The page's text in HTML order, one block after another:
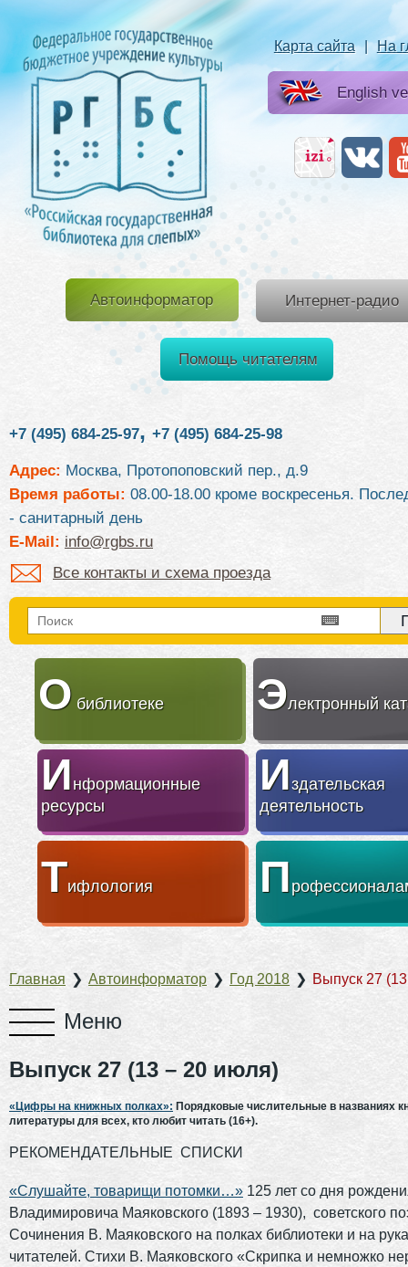
Карта сайта | На
English
Автоинформатор Интернет-радио
Помощь читателям
+7 (495) 684-25-97, +7 (495) 684-25-98
Адрес: Москва, Протопоповский пер., д.9
Время работы: 08.00-18.00 кроме воскресенья.
- санитарный день
E-Mail: info@rgbs.ru
Все контакты и схема проезда
О библиотеке Электронный
Информационные
ресурсы
Издательская
деятельность
Тифлология П
Главная ❯ Автоинформатор ❯ Год 2018 ❯ Выпуск 27
Выпуск 27 (13 – 20 июля)
«Цифры на книжных полках»: Порядковые числительные в названиях
литературы для всех, кто любит читать (16+).
РЕКОМЕНДАТЕЛЬНЫЕ СПИСКИ
«Слушайте, товарищи потомки…» 125 лет со дня
Владимировича Маяковского (1893 – 1930), советского
Сочинения В. Маяковского на полках библиотеки и на
читателей. Стихи В. Маяковского «Скрипка и немножко